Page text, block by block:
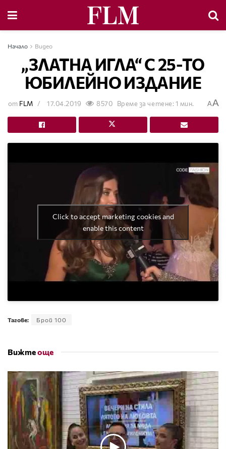
Начало Видео
„ЗЛАТНА ИГЛА“ С 25-ТО
ЮБИЛЕЙНО ИЗДАНИЕ
от FLM 17.04.2019 8570 Време за четене: 1 мин. AA
Click to accept marketing cookies and
enable this content
Тагове: Брой 100
Вижтеоще